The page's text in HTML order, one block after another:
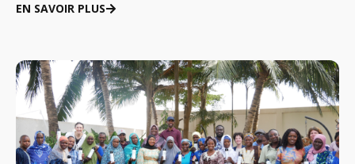
EN SAVOIR PLUS